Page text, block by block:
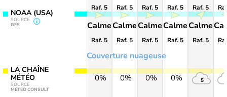
NOAA (USA)
SOURCE
GFS
LA CHAÎNE
MÉTÉO
SOURCE
METEO CONSULT
Couverture nuageuse
Raf. 5
Calme
Raf. 5
0%
Raf. 5
Calme
Raf. 5
0%
Raf. 5
Calme
Raf. 5
0%
Raf. 5
Calme
Raf. 5
0%
Raf. 5
Calme
Raf. 5
5